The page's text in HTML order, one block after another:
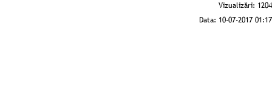
Vizualizări: 1204
Data: 10-07-2017 01:17